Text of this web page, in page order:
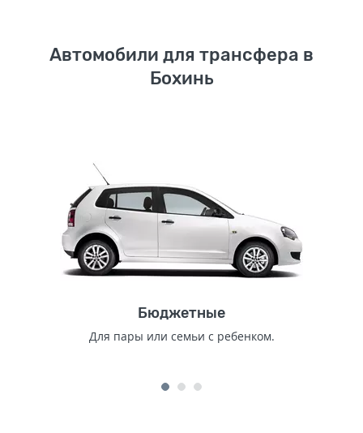
Автомобили для трансфера в
Бохинь
Бюджетные
Для пары или семьи с ребенком.